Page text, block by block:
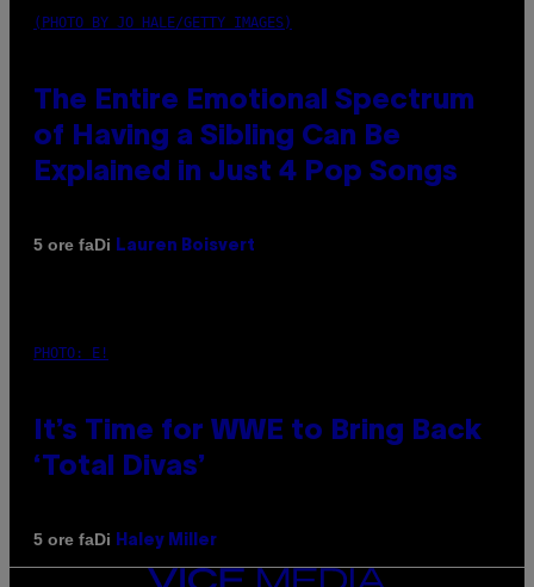
(PHOTO BY JO HALE/GETTY IMAGES)
The Entire Emotional Spectrum
of Having a Sibling Can Be
Explained in Just 4 Pop Songs
5 ore faDi Lauren Boisvert
PHOTO: E!
It’s Time for WWE to Bring Back
‘Total Divas’
5 ore faDi Haley Miller
VICE